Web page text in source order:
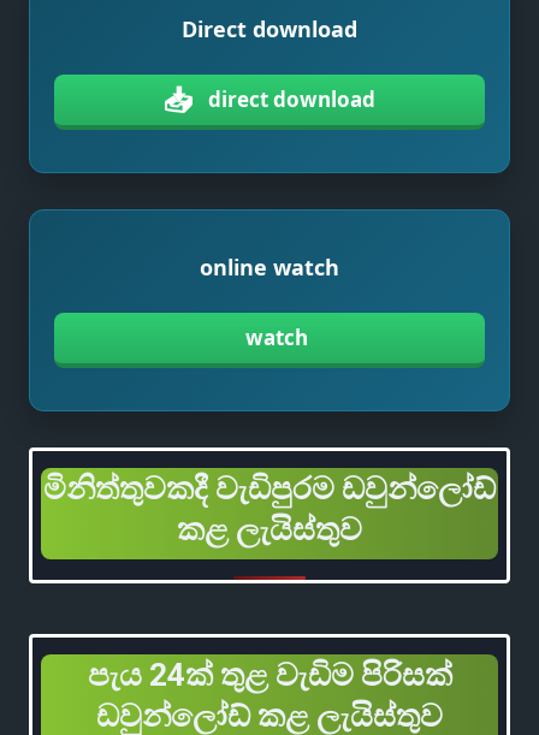
Direct download
📥 direct download
online watch
watch
මිනිත්තුවකදී වැඩිපුරම ඩවුන්ලෝඩ්
කළ ලැයිස්තුව
පැය 24ක් තුළ වැඩිම පිරිසක්
ඩවුන්ලෝඩ් කළ ලැයිස්තුව